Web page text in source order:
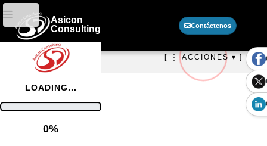
LOADING...
0%
Asicon
Consulting
Contáctenos
[ ⋮ ACCIONES ▾ ]
Información/